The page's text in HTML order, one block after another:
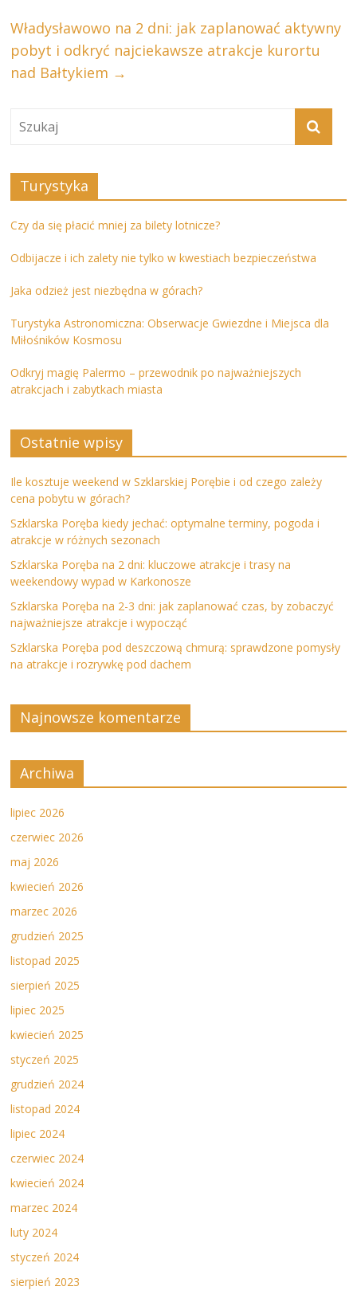
Władysławowo na 2 dni: jak zaplanować aktywny
pobyt i odkryć najciekawsze atrakcje kurortu
nad Bałtykiem →
Turystyka
Czy da się płacić mniej za bilety lotnicze?
Odbijacze i ich zalety nie tylko w kwestiach bezpieczeństwa
Jaka odzież jest niezbędna w górach?
Turystyka Astronomiczna: Obserwacje Gwiezdne i Miejsca dla
Miłośników Kosmosu
Odkryj magię Palermo – przewodnik po najważniejszych
atrakcjach i zabytkach miasta
Ostatnie wpisy
Ile kosztuje weekend w Szklarskiej Porębie i od czego zależy
cena pobytu w górach?
Szklarska Poręba kiedy jechać: optymalne terminy, pogoda i
atrakcje w różnych sezonach
Szklarska Poręba na 2 dni: kluczowe atrakcje i trasy na
weekendowy wypad w Karkonosze
Szklarska Poręba na 2-3 dni: jak zaplanować czas, by zobaczyć
najważniejsze atrakcje i wypocząć
Szklarska Poręba pod deszczową chmurą: sprawdzone pomysły
na atrakcje i rozrywkę pod dachem
Najnowsze komentarze
Archiwa
lipiec 2026
czerwiec 2026
maj 2026
kwiecień 2026
marzec 2026
grudzień 2025
listopad 2025
sierpień 2025
lipiec 2025
kwiecień 2025
styczeń 2025
grudzień 2024
listopad 2024
lipiec 2024
czerwiec 2024
kwiecień 2024
marzec 2024
luty 2024
styczeń 2024
sierpień 2023